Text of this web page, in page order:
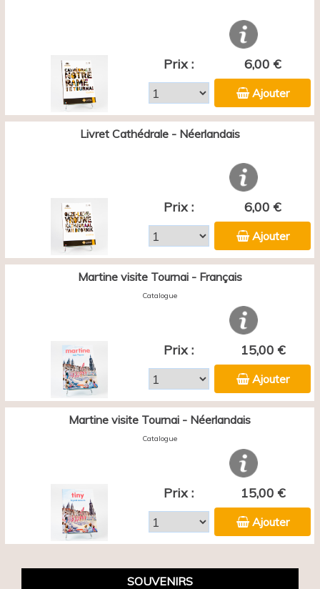
Prix : 6,00 €
Ajouter
Livret Cathédrale - Néerlandais
Prix : 6,00 €
Ajouter
Martine visite Tournai - Français
Catalogue
Prix : 15,00 €
Ajouter
Martine visite Tournai - Néerlandais
Catalogue
Prix : 15,00 €
Ajouter
SOUVENIRS